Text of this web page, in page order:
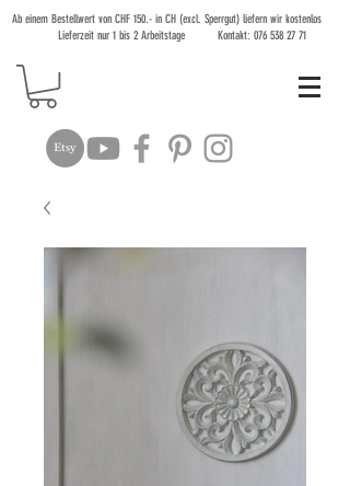
Ab einem Bestellwert von CHF 150.- in CH (excl. Sperrgut) liefern wir kostenlos
Lieferzeit nur 1 bis 2 Arbeitstage Kontakt: 076 538 27 71